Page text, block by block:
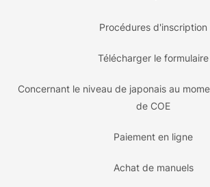
Procédures d'inscription
Télécharger le formulaire
Concernant le niveau de japonais au
de COE
Paiement en ligne
Achat de manuels